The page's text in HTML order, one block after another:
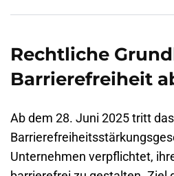
Rechtliche
Barrierefreiheit
Ab dem 28. Juni 2025 tritt das
Unternehmen verpflichtet,